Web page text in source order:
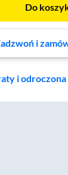
Do
i
i